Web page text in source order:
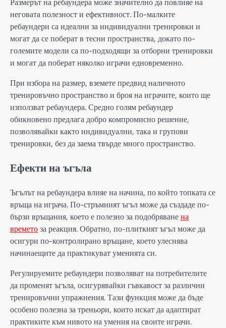
неговата полезност и ефективност. По-малките
ребаундери са идеални за индивидуални тренировки и
могат да се поберат в тесни пространства, докато по-
големите модели са по-подходящи за отборни тренировки
и могат да поберат няколко играчи едновременно.
При избора на размер, вземете предвид наличното
тренировъчно пространство и броя на играчите, които ще
използват ребаундера. Средно голям ребаундер
обикновено предлага добро компромисно решение,
позволявайки както индивидуални, така и групови
тренировки, без да заема твърде много пространство.
Ефекти на ъгъла
Ъгълът на ребаундера влияе на начина, по който топката се
връща на играча. По-стръмният ъгъл може да създаде по-
бързи връщания, което е полезно за подобряванена
времетоза реакция. Обратно, по-плиткият ъгъл може да
осигури по-контролирано връщане, което улеснява
начинаещите да практикуват уменията си.
Регулируемите ребаундери позволяват на потребителите
да променят ъгъла, осигурявайки гъвкавост за различни
тренировъчни упражнения. Тази функция може да бъде
особено полезна за треньори, които искат да адаптират
практиките към нивото на умения на своите играчи.